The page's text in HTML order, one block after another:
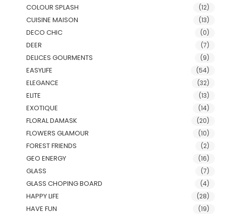
COLOUR SPLASH (12)
CUISINE MAISON (13)
DECO CHIC (0)
DEER (7)
DELICES GOURMENTS (9)
EASYLIFE (54)
ELEGANCE (32)
ELITE (13)
EXOTIQUE (14)
FLORAL DAMASK (20)
FLOWERS GLAMOUR (10)
FOREST FRIENDS (2)
GEO ENERGY (16)
GLASS (7)
GLASS CHOPING BOARD (4)
HAPPY LIFE (28)
HAVE FUN (19)